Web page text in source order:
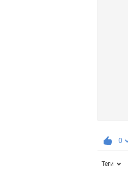
0
Теги